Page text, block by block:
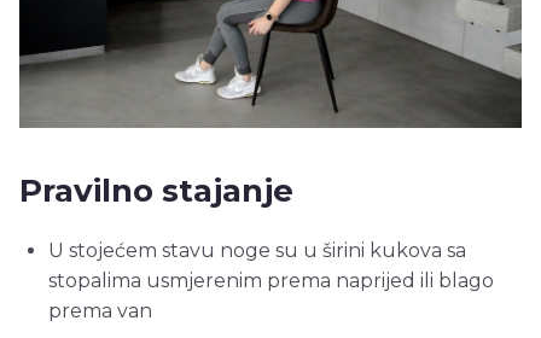
Pravilno stajanje
U stojećem stavu noge su u širini kukova sa
stopalima usmjerenim prema naprijed ili blago
prema van